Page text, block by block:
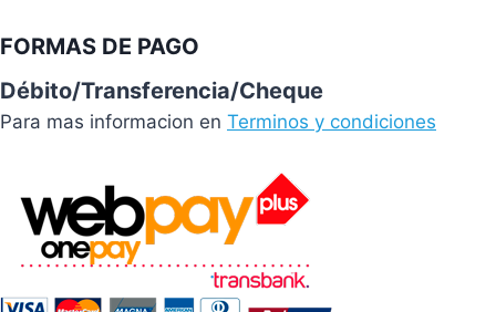
FORMAS DE PAGO
Débito/Transferencia/Cheque
Para mas informacion en Terminos y condiciones